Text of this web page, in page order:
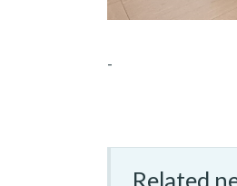
-
Related